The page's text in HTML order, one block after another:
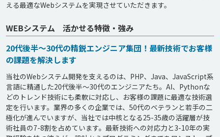
WEBシステム 活かせる特徴・強み
20代後半～30代の精鋭エンジニア集団！最新技術でお客様
の課題を解決します
当社のWebシステム開発を支えるのは、PHP、Java、JavaScript系
言語に精通した20代後半～30代のエンジニアたち。AI、Pythonな
どのトレンド技術にも柔軟に対応し、お客様の課題に最適な技術選
定を行います。業界の多くの企業では、50代のベテランと若手の二
極化が進んでいますが、当社では中核となる25-35歳の活躍層が技
術社員の7-8割を占めています。最新技術への対応力と3-10年の実